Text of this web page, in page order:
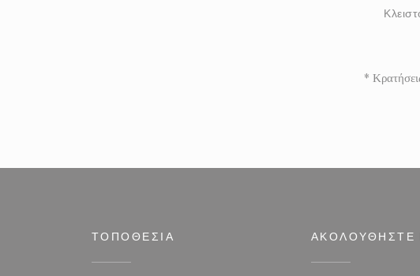
*
ΤΟΠΟΘΕΣΊΑ ΑΚΟΛΟΥΘΉΣΤΕ